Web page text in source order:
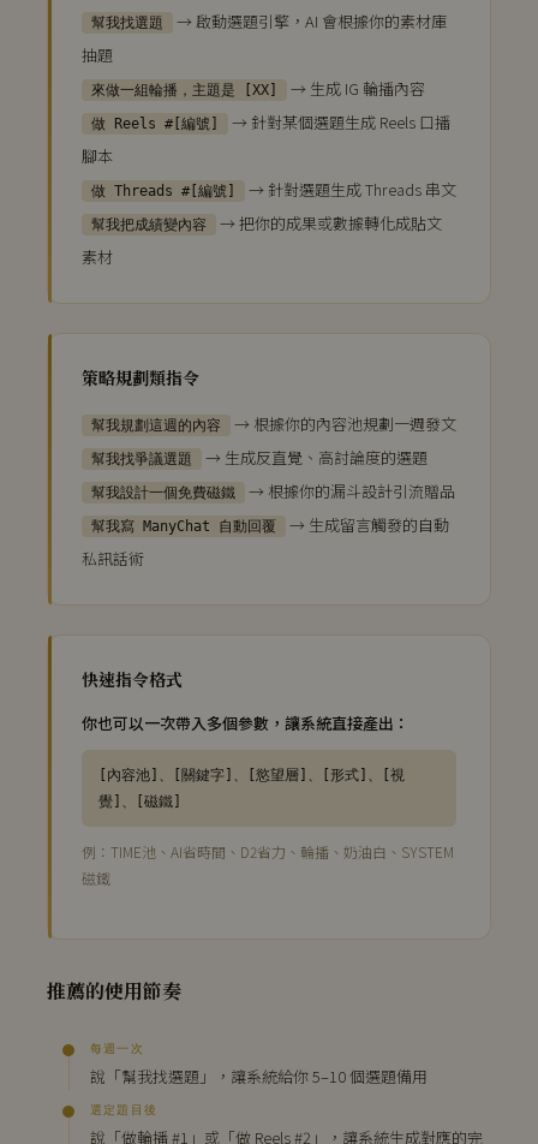
幫我找選題
→ 啟動選題引擎，AI 會根據你的素材庫
抽題
來做一組輪播，主題是 [XX] → 生成 IG 輪播內容
做 Reels #[編號]
→ 針對某個選題生成 Reels 口播
腳本
做 Threads #[編號] → 針對選題生成 Threads 串文
幫我把成績變內容
→ 把你的成果或數據轉化成貼文
素材
策略規劃類指令
幫我規劃這週的內容 → 根據你的內容池規劃一週發文
幫我找爭議選題 → 生成反直覺、高討論度的選題
幫我設計一個免費磁鐵 → 根據你的漏斗設計引流贈品
幫我寫 ManyChat 自動回覆
→ 生成留言觸發的自動
私訊話術
快速指令格式
你也可以一次帶入多個參數，讓系統直接產出：
[內容池]、[關鍵字]、[慾望層]、[形式]、[視
覺]、[磁鐵]
例：TIME池、AI省時間、D2省力、輪播、奶油白、SYSTEM
磁鐵
推薦的使用節奏
每週一次
說「幫我找選題」，讓系統給你 5–10 個選題備用
選定題目後
說「做輪播 #1」或「做 Reels #2」，讓系統生成對應的完